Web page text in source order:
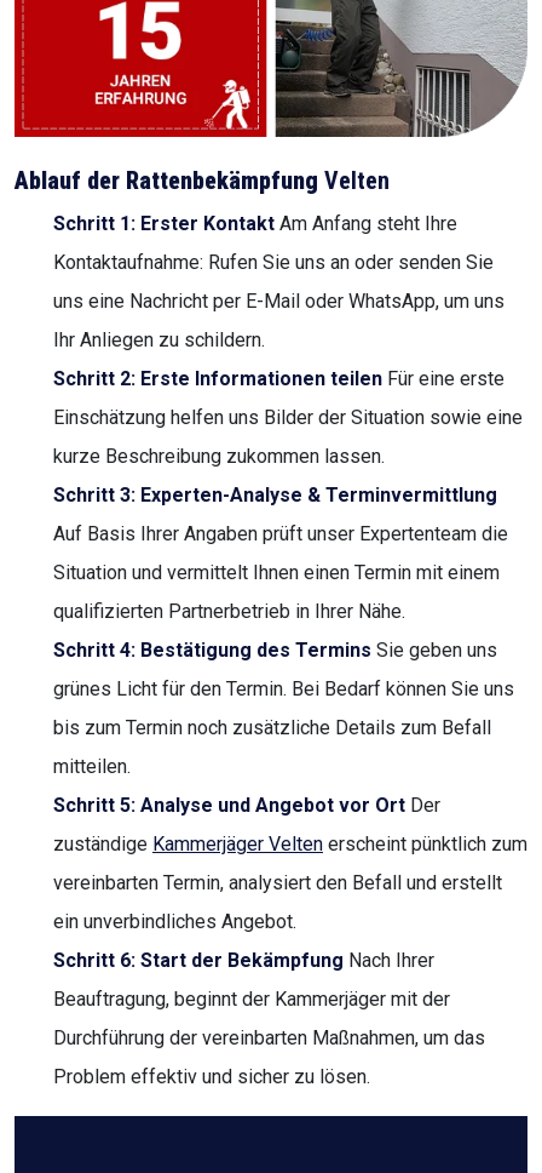
Ablauf der Rattenbekämpfung Velten
Schritt 1: Erster Kontakt Am Anfang steht Ihre
Kontaktaufnahme: Rufen Sie uns an oder senden Sie
uns eine Nachricht per E-Mail oder WhatsApp, um uns
Ihr Anliegen zu schildern.
Schritt 2: Erste Informationen teilen Für eine erste
Einschätzung helfen uns Bilder der Situation sowie eine
kurze Beschreibung zukommen lassen.
Schritt 3: Experten-Analyse & Terminvermittlung
Auf Basis Ihrer Angaben prüft unser Expertenteam die
Situation und vermittelt Ihnen einen Termin mit einem
qualifizierten Partnerbetrieb in Ihrer Nähe.
Schritt 4: Bestätigung des Termins Sie geben uns
grünes Licht für den Termin. Bei Bedarf können Sie uns
bis zum Termin noch zusätzliche Details zum Befall
mitteilen.
Schritt 5: Analyse und Angebot vor Ort Der
zuständige Kammerjäger Velten erscheint pünktlich zum
vereinbarten Termin, analysiert den Befall und erstellt
ein unverbindliches Angebot.
Schritt 6: Start der Bekämpfung Nach Ihrer
Beauftragung, beginnt der Kammerjäger mit der
Durchführung der vereinbarten Maßnahmen, um das
Problem effektiv und sicher zu lösen.